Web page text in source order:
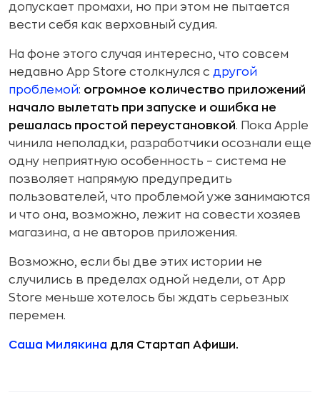
допускает промахи, но при этом не пытается
вести себя как верховный судия.
На фоне этого случая интересно, что совсем
недавно App Store столкнулся с другой
проблемой: огромное количество приложений
начало вылетать при запуске и ошибка не
решалась простой переустановкой. Пока Apple
чинила неполадки, разработчики осознали еще
одну неприятную особенность – система не
позволяет напрямую предупредить
пользователей, что проблемой уже занимаются
и что она, возможно, лежит на совести хозяев
магазина, а не авторов приложения.
Возможно, если бы две этих истории не
случились в пределах одной недели, от App
Store меньше хотелось бы ждать серьезных
перемен.
Саша Милякина для Стартап Афиши.